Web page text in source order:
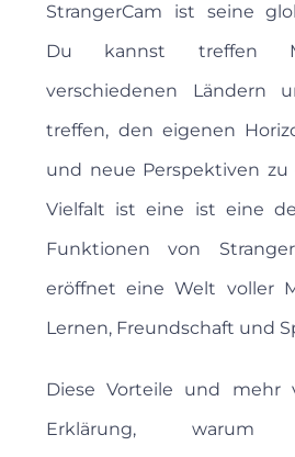
StrangerCam ist seine
Du kannst treffen
verschiedenen Ländern
treffen, den eigenen
und neue Perspektiven zu
Vielfalt ist eine ist eine
Funktionen von
eröffnet eine Welt voller
Lernen, Freundschaft und
Diese Vorteile und mehr
Erklärung, warum